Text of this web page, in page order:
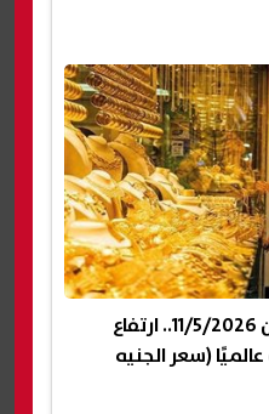
أسعار الذهب اليوم الاثنين 11/5/2026.. ارتفاع
(سعر الجنيه